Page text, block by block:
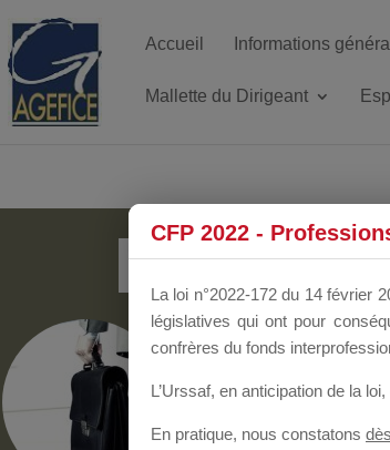
Accueil Informations
Mallette du Dirigeant
Groupe Public il y a un mois
CFP 2022 -
La loi n°2022-172 du 14 février
législatives qui ont pour
confrères du fonds
L’Urssaf, en anticipation de la loi,
En pratique, nous constatons